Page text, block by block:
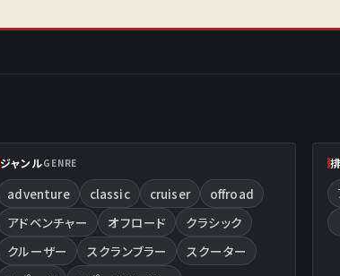
ジャンルGENRE
adventure classic cruiser
offroad
アドベンチャー
オフロード
クラシック
クルーザー
スクランブラー
スクーター